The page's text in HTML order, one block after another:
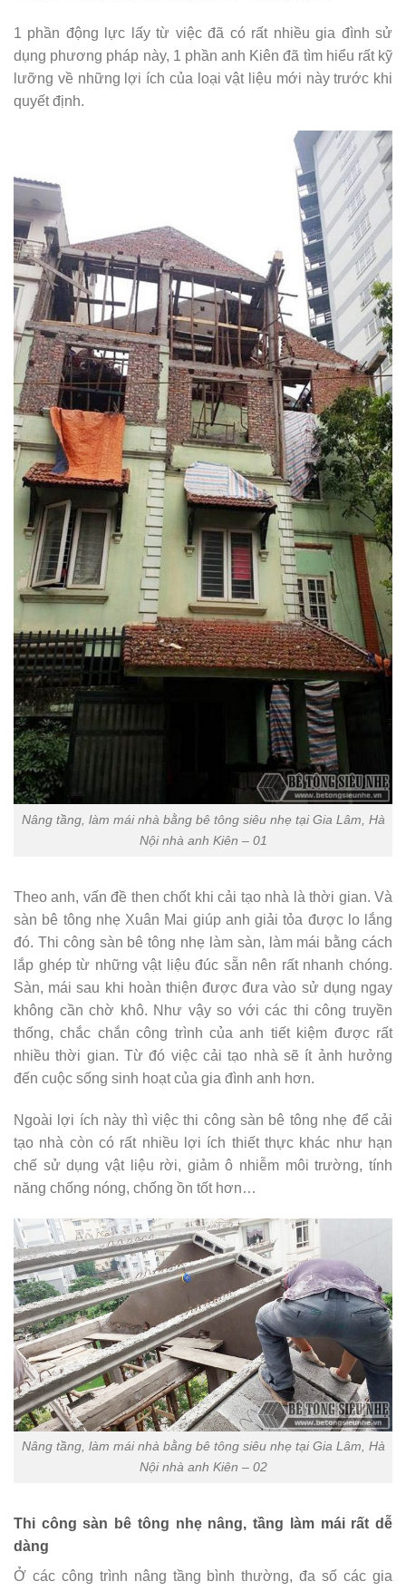
1 phần động lực lấy từ việc đã có rất nhiều gia đình sử
dụng phương pháp này, 1 phần anh Kiên đã tìm hiểu rất kỹ
lưỡng về những lợi ích của loại vật liệu mới này trước khi
quyết định.
Nâng tầng, làm mái nhà bằng bê tông siêu nhẹ tại Gia Lâm, Hà
Nội nhà anh Kiên – 01
Theo anh, vấn đề then chốt khi cải tạo nhà là thời gian. Và
sàn bê tông nhẹ Xuân Mai giúp anh giải tỏa được lo lắng
đó. Thi công sàn bê tông nhẹ làm sàn, làm mái bằng cách
lắp ghép từ những vật liệu đúc sẵn nên rất nhanh chóng.
Sàn, mái sau khi hoàn thiện được đưa vào sử dụng ngay
không cần chờ khô. Như vậy so với các thi công truyền
thống, chắc chắn công trình của anh tiết kiệm được rất
nhiều thời gian. Từ đó việc cải tạo nhà sẽ ít ảnh hưởng
đến cuộc sống sinh hoạt của gia đình anh hơn.
Ngoài lợi ích này thì việc thi công sàn bê tông nhẹ để cải
tạo nhà còn có rất nhiều lợi ích thiết thực khác như hạn
chế sử dụng vật liệu rời, giảm ô nhiễm môi trường, tính
năng chống nóng, chống ồn tốt hơn…
Nâng tầng, làm mái nhà bằng bê tông siêu nhẹ tại Gia Lâm, Hà
Nội nhà anh Kiên – 02
Thi công sàn bê tông nhẹ nâng, tầng làm mái rất dễ
dàng
Ở các công trình nâng tầng bình thường, đa số các gia